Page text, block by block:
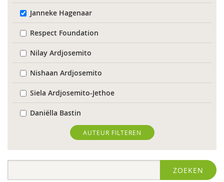
Janneke Hagenaar
Respect Foundation
Nilay Ardjosemito
Nishaan Ardjosemito
Siela Ardjosemito-Jethoe
Daniëlla Bastin
Joyce Blauwhoff
Robbert Blokland
AUTEUR FILTEREN
ZOEKEN